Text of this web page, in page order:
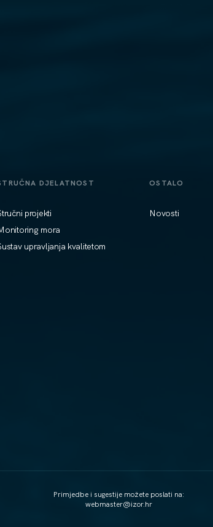
DJELATNOST
projekti
mora
upravljanja kvalitetom
OSTALO
Novosti
Primjedbe i sugestije možete poslati na:
webmaster@izor.hr